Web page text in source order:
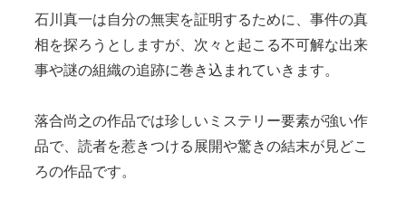
石川真一は自分の無実を証明するために、事件の真
相を探ろうとしますが、次々と起こる不可解な出来
事や謎の組織の追跡に巻き込まれていきます。
落合尚之の作品では珍しいミステリー要素が強い作
品で、読者を惹きつける展開や驚きの結末が見どこ
ろの作品です。